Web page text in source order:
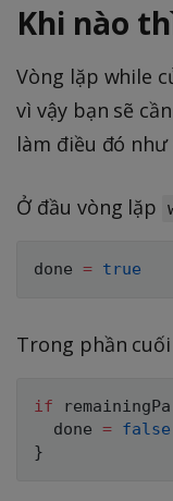
Khi nào
Vòng lặp while
vì vậy bạn sẽ
làm điều đó như
Ở đầu vòng lặp
done = true
Trong phần
if
  done
= false
}